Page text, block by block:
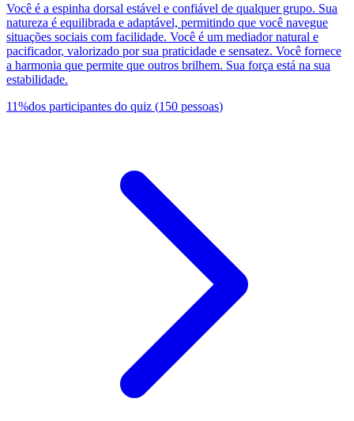
Você é a espinha dorsal estável e confiável de qualquer grupo. Sua
natureza é equilibrada e adaptável, permitindo que você navegue
situações sociais com facilidade. Você é um mediador natural e
pacificador, valorizado por sua praticidade e sensatez. Você fornece
a harmonia que permite que outros brilhem. Sua força está na sua
estabilidade.
11%dos participantes do quiz (150 pessoas)